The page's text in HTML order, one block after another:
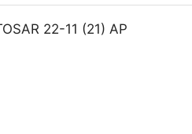
22-11 (21) AP